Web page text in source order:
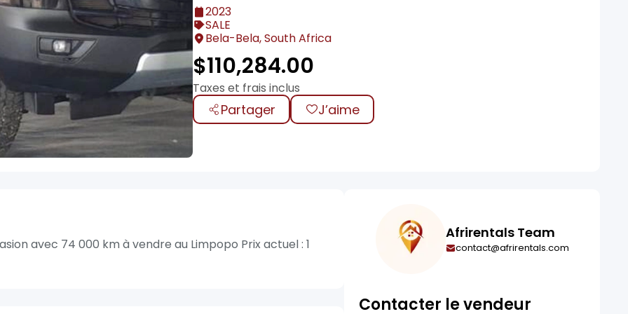
2023
SALE
Bela-Bela, South Africa
$110,284.00
Taxes et frais inclus
Partager J’aime
avec 74 000 km à vendre au Limpopo Prix actuel : 1
Afrirentals Team
contact@afrirentals.com
Contacter le vendeur